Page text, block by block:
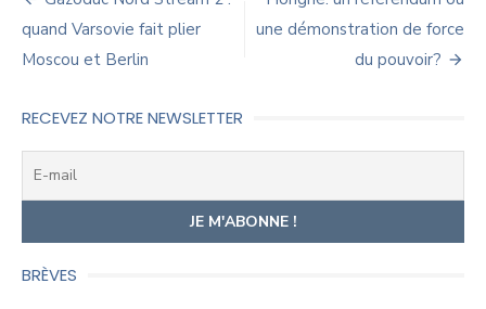
de
l’article
quand Varsovie fait plier
Moscou et Berlin
une démonstration de force
du pouvoir?
RECEVEZ NOTRE NEWSLETTER
BRÈVES